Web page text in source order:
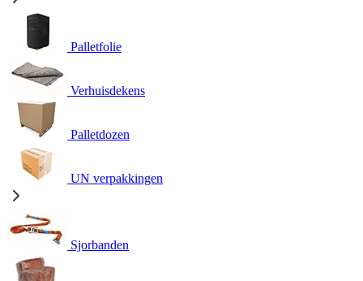
Palletfolie
Verhuisdekens
Palletdozen
UN verpakkingen
Sjorbanden